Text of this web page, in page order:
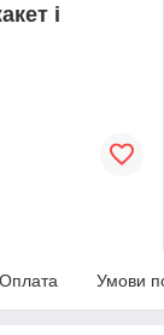
і
Оплата Умови